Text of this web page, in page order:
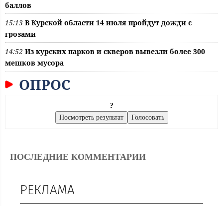
баллов
15:13 В Курской области 14 июля пройдут дожди с
грозами
14:52 Из курских парков и скверов вывезли более 300
мешков мусора
ОПРОС
?
ПОСЛЕДНИЕ КОММЕНТАРИИ
РЕКЛАМА